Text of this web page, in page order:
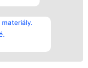
Kontakt